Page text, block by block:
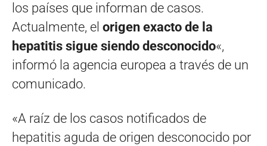
los países que informan de casos.
Actualmente, el origen exacto de la
hepatitis sigue siendo desconocido«,
informó la agencia europea a través de un
comunicado.
«A raíz de los casos notificados de
hepatitis aguda de origen desconocido por